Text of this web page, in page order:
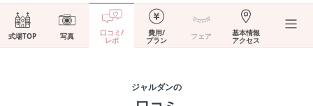
式場TOP 写真 口コミ/
レポ
費用/
プラン フェア 基本情報
アクセス
ジャルダンの